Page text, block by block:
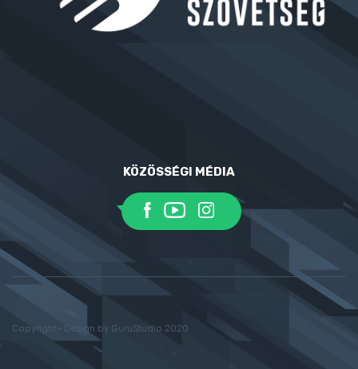
KÖZÖSSÉGI MÉDIA
Copyright- Design by GuruStudio 2020